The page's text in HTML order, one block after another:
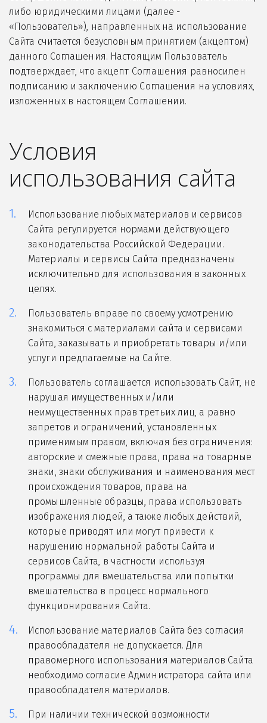
либо юридическими лицами (далее -
«Пользователь»), направленных на использование
Сайта считается безусловным принятием (акцептом)
данного Соглашения. Настоящим Пользователь
подтверждает, что акцепт Соглашения равносилен
подписанию и заключению Соглашения на условиях,
изложенных в настоящем Соглашении.
Условия
использования сайта
Использование любых материалов и сервисов
Сайта регулируется нормами действующего
законодательства Российской Федерации.
Материалы и сервисы Сайта предназначены
исключительно для использования в законных
целях.
Пользователь вправе по своему усмотрению
знакомиться с материалами сайта и сервисами
Сайта, заказывать и приобретать товары и/или
услуги предлагаемые на Сайте.
Пользователь соглашается использовать Сайт, не
нарушая имущественных и/или
неимущественных прав третьих лиц, а равно
запретов и ограничений, установленных
применимым правом, включая без ограничения:
авторские и смежные права, права на товарные
знаки, знаки обслуживания и наименования мест
происхождения товаров, права на
промышленные образцы, права использовать
изображения людей, а также любых действий,
которые приводят или могут привести к
нарушению нормальной работы Сайта и
сервисов Сайта, в частности используя
программы для вмешательства или попытки
вмешательства в процесс нормального
функционирования Сайта.
Использование материалов Сайта без согласия
правообладателя не допускается. Для
правомерного использования материалов Сайта
необходимо согласие Администратора сайта или
правообладателя материалов.
При наличии технической возможности